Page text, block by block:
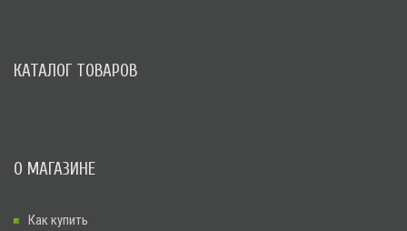
КАТАЛОГ ТОВАРОВ
О МАГАЗИНЕ
Как купить